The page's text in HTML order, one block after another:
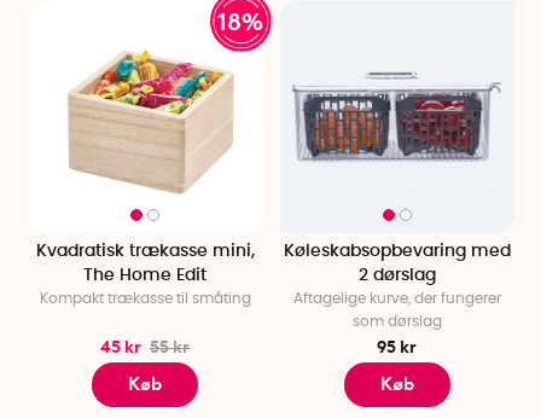
18%
Kvadratisk trækasse mini,
The Home Edit
Kompakt trækasse til småting
45 kr 55 kr
Køb
Køleskabsopbevaring med
2 dørslag
Aftagelige kurve, der fungerer
som dørslag
95 kr
Køb